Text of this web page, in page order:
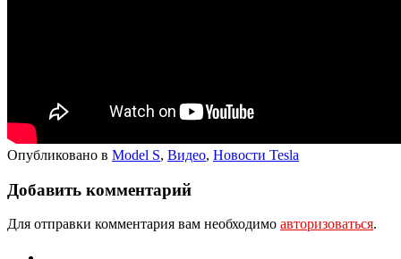
Опубликовано в Model S, Видео, Новости Tesla
Добавить комментарий
Для отправки комментария вам необходимо авторизоваться.